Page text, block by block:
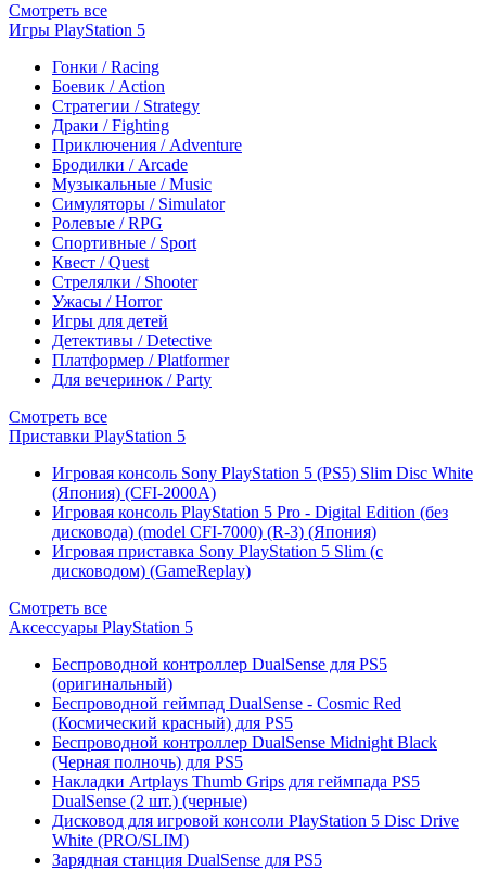
Смотреть все
Игры PlayStation 5
Гонки / Racing
Боевик / Action
Стратегии / Strategy
Драки / Fighting
Приключения / Adventure
Бродилки / Arcade
Музыкальные / Music
Симуляторы / Simulator
Ролевые / RPG
Спортивные / Sport
Квест / Quest
Стрелялки / Shooter
Ужасы / Horror
Игры для детей
Детективы / Detective
Платформер / Platformer
Для вечеринок / Party
Смотреть все
Приставки PlayStation 5
Игровая консоль Sony PlayStation 5 (PS5) Slim Disc White
(Япония) (CFI-2000A)
Игровая консоль PlayStation 5 Pro - Digital Edition (без
дисковода) (model CFI-7000) (R-3) (Япония)
Игровая приставка Sony PlayStation 5 Slim (с
дисководом) (GameReplay)
Смотреть все
Аксессуары PlayStation 5
Беспроводной контроллер DualSense для PS5
(оригинальный)
Беспроводной геймпад DualSense - Cosmic Red
(Космический красный) для PS5
Беспроводной контроллер DualSense Midnight Black
(Черная полночь) для PS5
Накладки Artplays Thumb Grips для геймпада PS5
DualSense (2 шт.) (черные)
Дисковод для игровой консоли PlayStation 5 Disc Drive
White (PRO/SLIM)
Зарядная станция DualSense для PS5